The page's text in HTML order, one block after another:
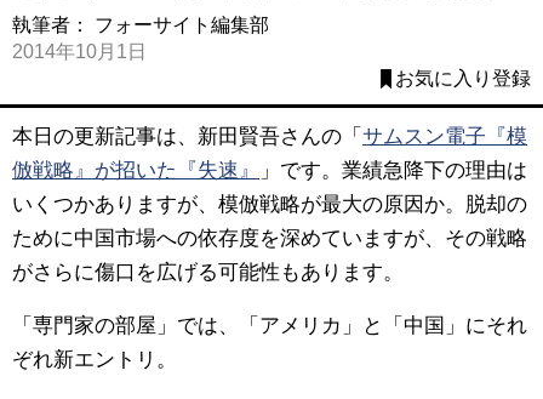
執筆者： フォーサイト編集部
2014年10月1日
お気に入り登録
本日の更新記事は、新田賢吾さんの「 サムスン電子『模
倣戦略』が招いた『失速』
」です。業績急降下の理由は
いくつかありますが、模倣戦略が最大の原因か。脱却の
ために中国市場への依存度を深めていますが、その戦略
がさらに傷口を広げる可能性もあります。
「専門家の部屋」では、「アメリカ」と「中国」にそれ
ぞれ新エントリ。